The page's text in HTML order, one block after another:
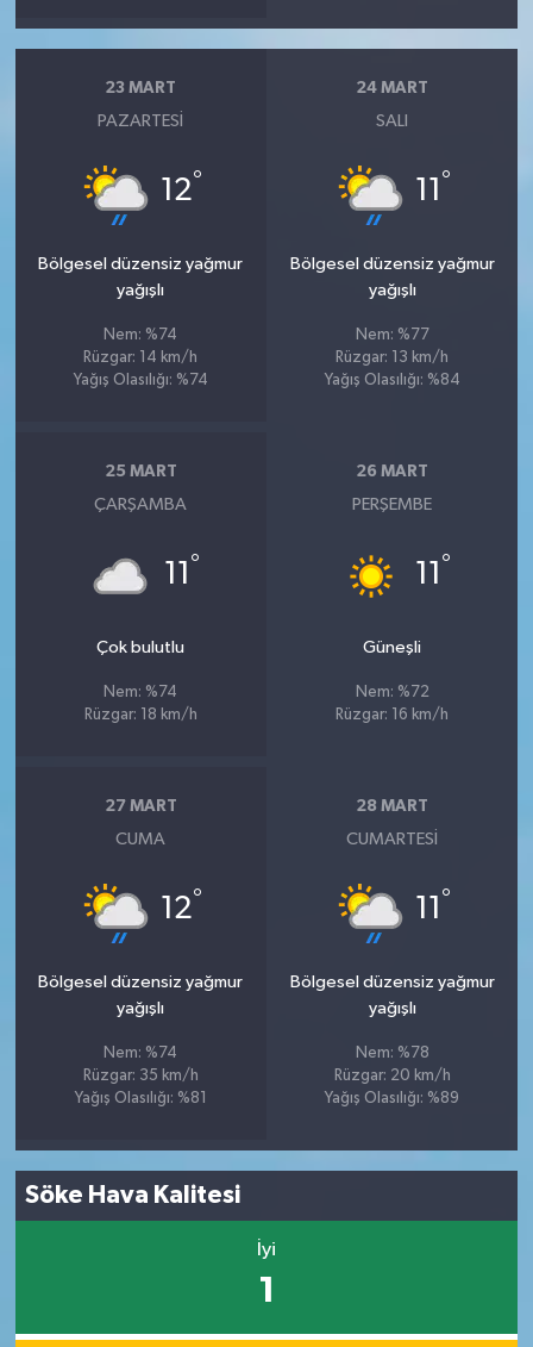
23 MART
PAZARTESI
12°
Bölgesel düzensiz yağmur
yağışlı
Nem: %74
Rüzgar: 14 km/h
Yağış Olasılığı: %74
24 MART
SALI
11 °
Bölgesel düzensiz yağmur
yağışlı
Nem: %77
Rüzgar: 13 km/h
Yağış Olasılığı: %84
25 MART
ÇARŞAMBA
11 °
Çok bulutlu
Nem: %74
Rüzgar: 18 km/h
26 MART
PERŞEMBE
11 °
Güneşli
Nem: %72
Rüzgar: 16 km/h
27 MART
CUMA
12°
Bölgesel düzensiz yağmur
yağışlı
Nem: %74
Rüzgar: 35 km/h
Yağış Olasılığı: %81
28 MART
CUMARTESI
11 °
Bölgesel düzensiz yağmur
yağışlı
Nem: %78
Rüzgar: 20 km/h
Yağış Olasılığı: %89
Söke Hava Kalitesi
İyi
1